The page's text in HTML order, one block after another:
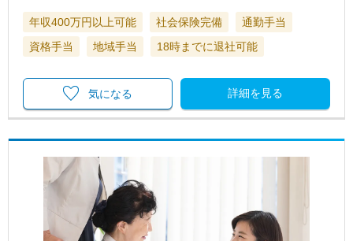
年収400万円以上可能 社会保険完備
通勤手当
資格手当
地域手当 18時までに退社可能
詳細を見る
気になる